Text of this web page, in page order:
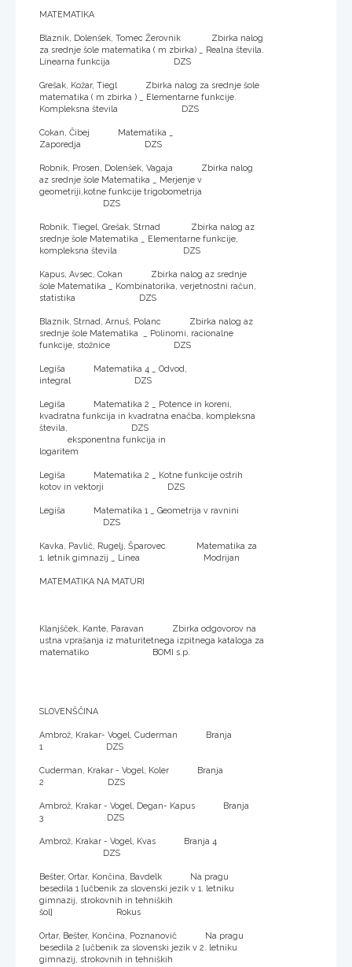
MATEMATIKA
Blaznik, Dolenšek, Tomec Žerovnik Zbirka nalog
za srednje šole matematika ( m zbirka) _ Realna števila.
Linearna funkcija DZS
Grešak, Kožar, Tiegl Zbirka nalog za srednje šole
matematika ( m zbirka ) _ Elementarne funkcije.
Kompleksna števila DZS
Cokan, Čibej Matematika _
Zaporedja DZS
Robnik, Prosen, Dolenšek, Vagaja Zbirka nalog
az srednje šole Matematika _ Merjenje v
geometriji,kotne funkcije trigobometrija
DZS
Robnik, Tiegel, Grešak, Strnad Zbirka nalog az
srednje šole Matematika _ Elementarne funkcije,
kompleksna števila DZS
Kapus, Avsec, Cokan Zbirka nalog az srednje
šole Matematika _ Kombinatorika, verjetnostni račun,
statistika DZS
Blaznik, Strnad, Arnuš, Polanc Zbirka nalog az
srednje šole Matematika _ Polinomi, racionalne
funkcije, stožnice DZS
Legiša Matematika 4 _ Odvod,
integral DZS
Legiša Matematika 2 _ Potence in koreni,
kvadratna funkcija in kvadratna enačba, kompleksna
števila, DZS
eksponentna funkcija in
logaritem
Legiša Matematika 2 _ Kotne funkcije ostrih
kotov in vektorji DZS
Legiša Matematika 1 _ Geometrija v ravnini
DZS
Kavka, Pavlič, Rugelj, Šparovec Matematika za
1. letnik gimnazij _ Linea Modrijan
MATEMATIKA NA MATURI
Klanjšček, Kante, Paravan Zbirka odgovorov na
ustna vprašanja iz maturitetnega izpitnega kataloga za
matematiko BOMI s.p.
SLOVENŠČINA
Ambrož, Krakar- Vogel, Cuderman Branja
1 DZS
Cuderman, Krakar - Vogel, Koler Branja
2 DZS
Ambrož, Krakar - Vogel, Degan- Kapus Branja
3 DZS
Ambrož, Krakar - Vogel, Kvas Branja 4
DZS
Bešter, Ortar, Končina, Bavdelk Na pragu
besedila 1 [učbenik za slovenski jezik v 1. letniku
gimnazij, strokovnih in tehniških
šol] Rokus
Ortar, Bešter, Končina, Poznanovič Na pragu
besedila 2 [učbenik za slovenski jezik v 2. letniku
gimnazij, strokovnih in tehniških